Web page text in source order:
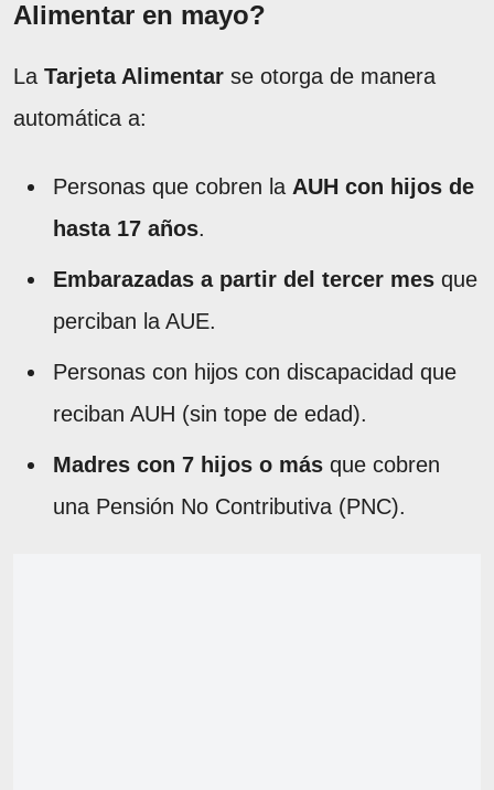
Alimentar en mayo?
La Tarjeta Alimentar se otorga de manera
automática a:
Personas que cobren la AUH con hijos de
hasta 17 años.
Embarazadas a partir del tercer mes que
perciban la AUE.
Personas con hijos con discapacidad que
reciban AUH (sin tope de edad).
Madres con 7 hijos o más que cobren
una Pensión No Contributiva (PNC).